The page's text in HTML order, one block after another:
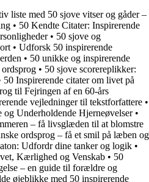
liste med 50 sjove vitser og gåder –
• 50 Kendte Citater: Inspirerende
• 50 sjove og
• Udforsk 50 inspirerende
• 50 unikke og inspirerende
• 50 sjove scorereplikker:
50 Inspirerende citater om livet på
til Fejringen af en 60-års
vejledninger til tekstforfattere •
Underholdende Hjerneøvelser•
– få livsglæden til at blomstre
ordsprog – få et smil på læben og
Udfordr dine tanker og logik •
Kærlighed og Venskab • 50
– en guide til forældre og
øjeblikke med 50 inspirerende